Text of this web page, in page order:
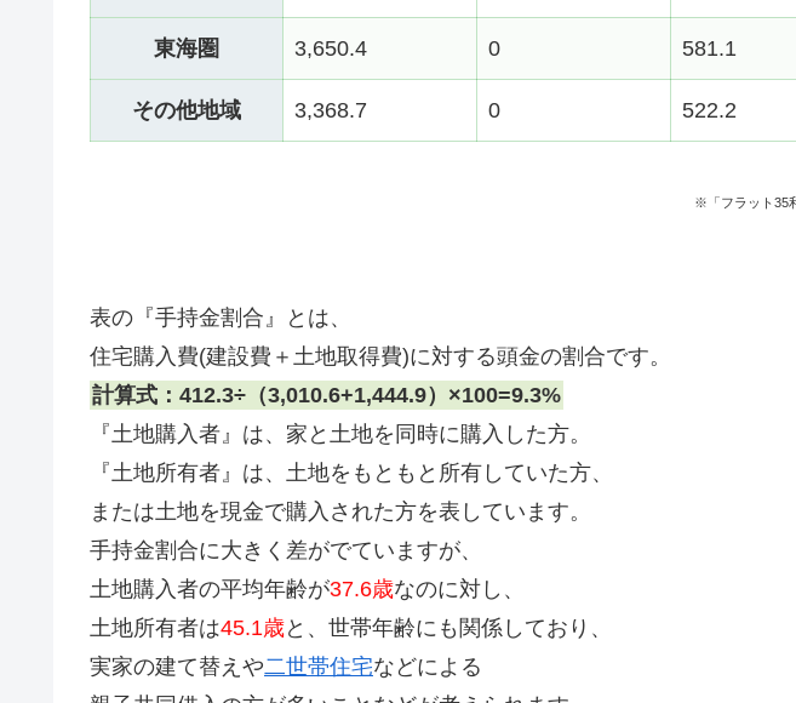
東海圏 3,650.4 0 581.1
その他地域 3,368.7 0 522.2
※「フラット35
表の『手持金割合』とは、
住宅購入費(建設費＋土地取得費)に対する頭金の割合です。
計算式：412.3÷（3,010.6+1,444.9）×100=9.3%
『土地購入者』は、家と土地を同時に購入した方。
『土地所有者』は、土地をもともと所有していた方、
または土地を現金で購入された方を表しています。
手持金割合に大きく差がでていますが、
土地購入者の平均年齢が37.6歳なのに対し、
土地所有者は45.1歳と、世帯年齢にも関係しており、
実家の建て替えや二世帯住宅などによる